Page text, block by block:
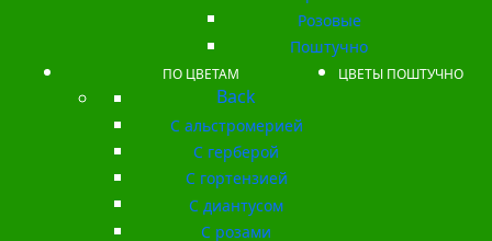
Розовые
Поштучно
ПО ЦВЕТАМ
Back
С альстромерией
С герберой
С гортензией
С диантусом
С розами
ЦВЕТЫ ПОШТУЧНО